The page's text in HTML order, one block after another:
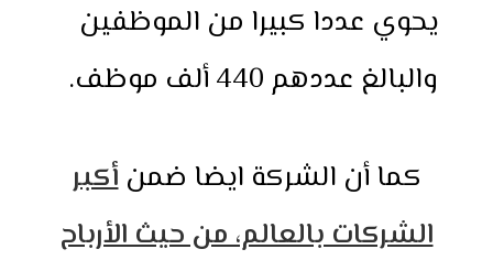
يحوي عددا كبيرا من الموظفين
والبالغ عددهم 440 ألف موظف.
كما أن الشركة ايضا ضمنأكبر
الشركات بالعالم، من حيث الأرباح